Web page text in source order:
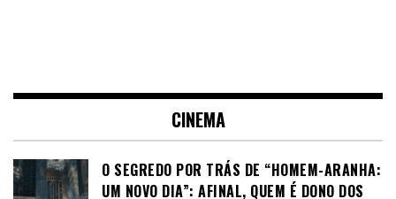
CINEMA
O SEGREDO POR TRÁS DE “HOMEM-ARANHA:
UM NOVO DIA”: AFINAL, QUEM É DONO DOS